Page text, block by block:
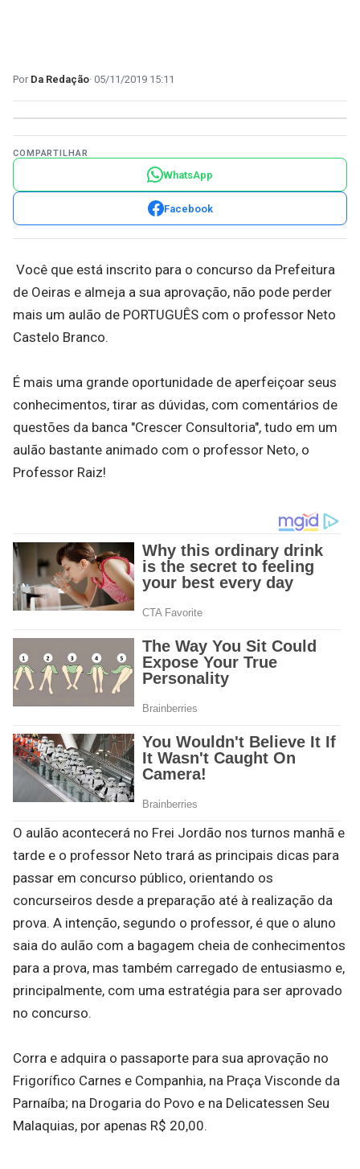
Da Redação 05/11/2019 15:11
COMPARTILHAR
WhatsApp
Facebook
Você que está inscrito para o concurso da Prefeitura
de Oeiras e almeja a sua aprovação, não pode perder
mais um aulão de PORTUGUÊS com o professor Neto
Castelo Branco.
É mais uma grande oportunidade de aperfeiçoar seus
conhecimentos, tirar as dúvidas, com comentários de
questões da banca "Crescer Consultoria", tudo em um
aulão bastante animado com o professor Neto, o
Professor Raiz!
O aulão acontecerá no Frei Jordão nos turnos manhã e
tarde e o professor Neto trará as principais dicas para
passar em concurso público, orientando os
concurseiros desde a preparação até à realização da
prova. A intenção, segundo o professor, é que o aluno
saia do aulão com a bagagem cheia de conhecimentos
para a prova, mas também carregado de entusiasmo e,
principalmente, com uma estratégia para ser aprovado
no concurso.
Corra e adquira o passaporte para sua aprovação no
Frigorífico Carnes e Companhia, na Praça Visconde da
Parnaíba; na Drogaria do Povo e na Delicatessen Seu
Malaquias, por apenas R$ 20,00.